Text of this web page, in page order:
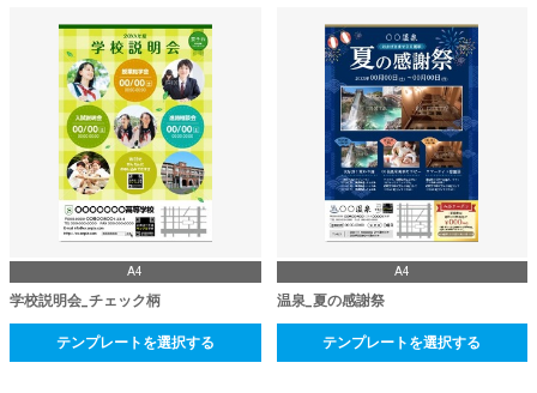
A4
学校説明会_チェック柄
テンプレートを選択する
A4
温泉_夏の感謝祭
テンプレートを選択する